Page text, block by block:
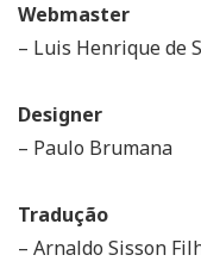
Webmaster
– Luis Henrique de
Designer
– Paulo Brumana
Tradução
– Arnaldo Sisson